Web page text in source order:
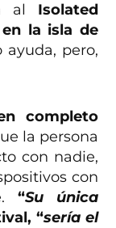
al Isolated
la isla de
ayuda, pero,
completo
la persona
con nadie,
con
“Su única
“sería el